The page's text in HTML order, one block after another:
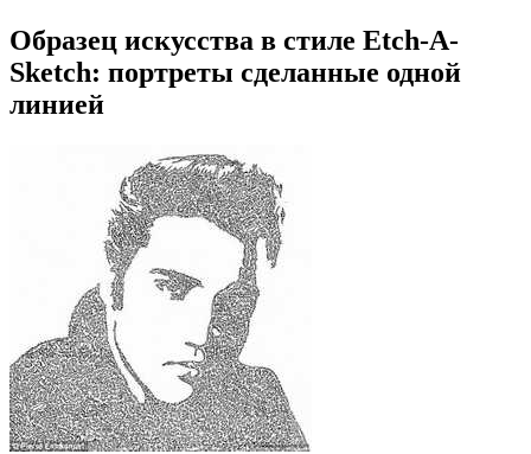
Образец искусства в стиле Etch-A-
Sketch: портреты сделанные одной
линией